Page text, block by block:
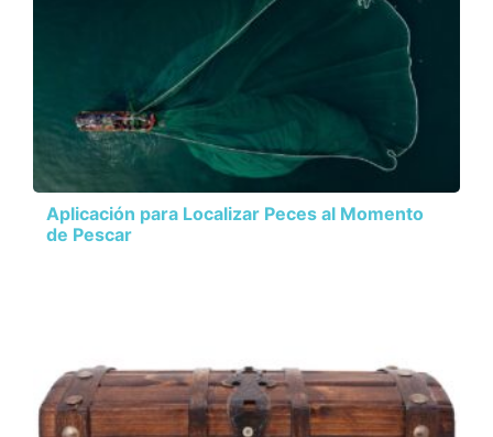
Aplicación para Localizar Peces al Momento
de Pescar